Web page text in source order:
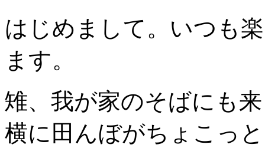
はじめまして。いつも
ます。
雉、我が家のそばにも
横に田んぼがちょこっ